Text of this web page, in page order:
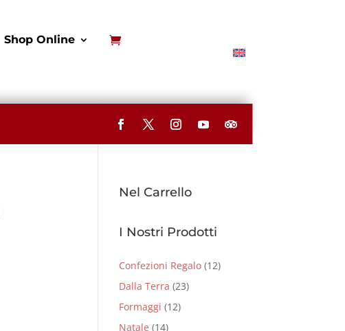
Shop Online
Nel Carrello
I Nostri Prodotti
Confezioni Regalo (12)
Dalla Terra (23)
Formaggi (12)
Natale (14)